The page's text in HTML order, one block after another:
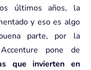
últimos años, la
y eso es algo
parte, por la
pone de
que invierten en